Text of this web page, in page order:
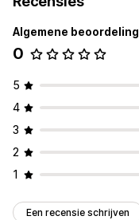
Algemene beoordeling
0
5
4
3
2
1
Een recensie schrijven